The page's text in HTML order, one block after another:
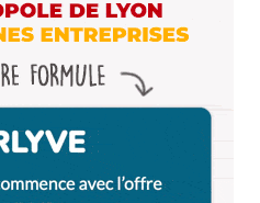
e-mail et mon site dans le